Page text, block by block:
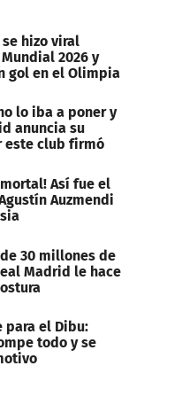
hizo viral
2026 y
gol en el Olimpia
lo iba a poner y
anuncia su
este club firmó
mortal! Así fue el
Auzmendi
30 millones de
Madrid le hace
para el Dibu:
todo y se